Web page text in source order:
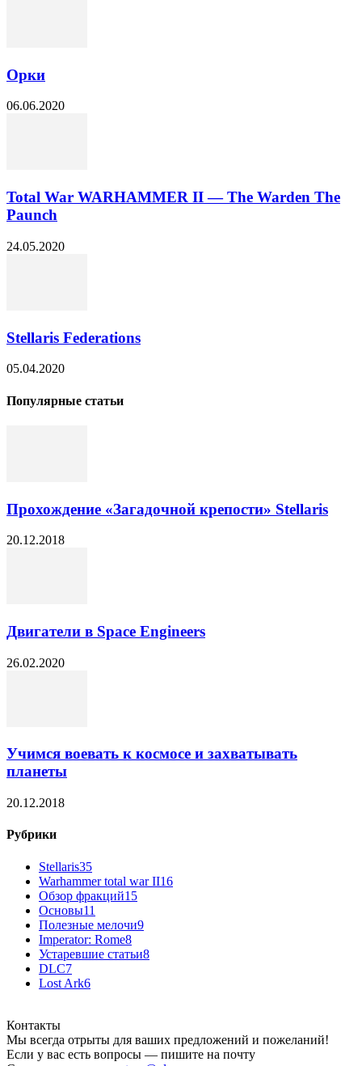
Орки
06.06.2020
Total War WARHAMMER II — The Warden The
Paunch
24.05.2020
Stellaris Federations
05.04.2020
Популярные статьи
Прохождение «Загадочной крепости» Stellaris
20.12.2018
Двигатели в Space Engineers
26.02.2020
Учимся воевать к космосе и захватывать
планеты
20.12.2018
Рубрики
Stellaris35
Warhammer total war II16
Обзор фракций15
Основы11
Полезные мелочи9
Imperator: Rome8
Устаревшие статьи8
DLC7
Lost Ark6
Контакты
Мы всегда отрыты для ваших предложений и пожеланий!
Если у вас есть вопросы — пишите на почту